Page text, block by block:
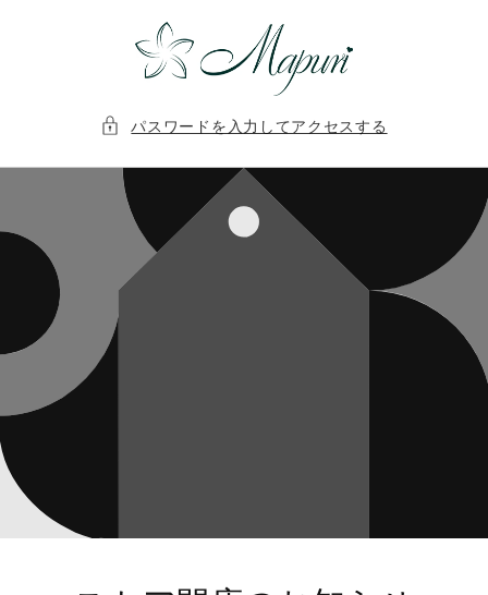
パスワードを入力してアクセスする